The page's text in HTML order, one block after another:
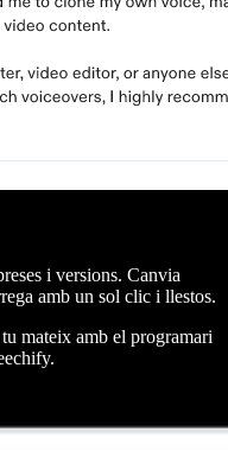
i versions. Canvia
amb un sol clic i llestos.
mateix amb el programari